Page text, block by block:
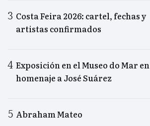
Costa Feira 2026: cartel, fechas y
artistas confirmados
Exposición en el Museo do Mar en
homenaje a José Suárez
Abraham Mateo